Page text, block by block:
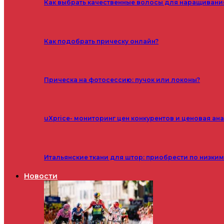
Как выбрать качественные волосы для
Как подобрать прическу онлайн?
Прическа на фотосессию: пучок или локоны?
uXprice- мониторинг цен конкурентов и ценовая
Итальянские ткани для штор: приобрести по
Новости